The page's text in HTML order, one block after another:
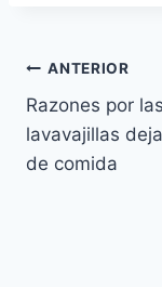
de
entradas
ANTERIOR
Razones por
lavavajillas
de comida